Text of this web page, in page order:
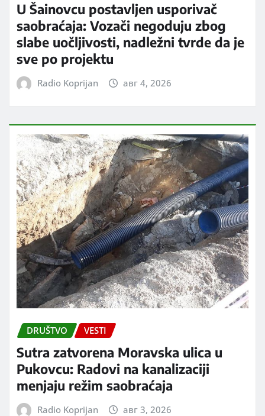
U Šainovcu postavljen usporivač
saobraćaja: Vozači negoduju zbog
slabe uočljivosti, nadležni tvrde da je
sve po projektu
Radio Koprijan авг 4, 2026
DRUŠTVO VESTI
Sutra zatvorena Moravska ulica u
Pukovcu: Radovi na kanalizaciji
menjaju režim saobraćaja
Radio Koprijan авг 3, 2026